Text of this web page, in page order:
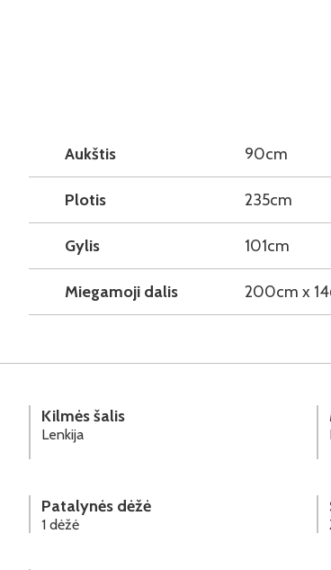
Aukštis 90cm
Plotis 235cm
Gylis 101cm
Miegamoji dalis 200cm x
Kilmės šalis
Lenkija
Patalynės dėžė
1 dėžė